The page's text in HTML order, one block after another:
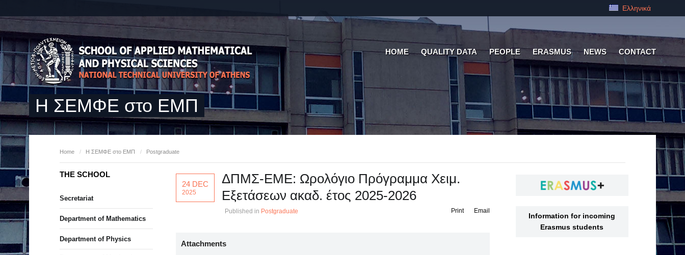
Ελληνικά
HOME QUALITY DATA PEOPLE ERASMUS NEWS CONTACT
Η ΣΕΜΦΕ στο ΕΜΠ
Home / Η ΣΕΜΦΕ στο ΕΜΠ / Postgraduate
24 DEC
2025
ΔΠΜΣ-ΕΜΕ: Ωρολόγιο Πρόγραμμα Χειμ.
Εξετάσεων ακαδ. έτος 2025-2026
Published in Postgraduate Email
Print
Attachments
THE SCHOOL
Secretariat
Department of Mathematics
Department of Physics
Information for incoming
Erasmus students